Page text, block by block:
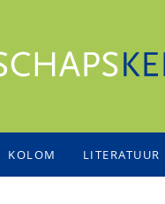
KOLOM LITERATUUR